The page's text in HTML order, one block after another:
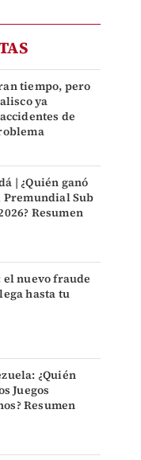
tiempo, pero
ya
de
| ¿Quién ganó
Sub
Resumen
nuevo fraude
hasta tu
¿Quién
Juegos
Resumen